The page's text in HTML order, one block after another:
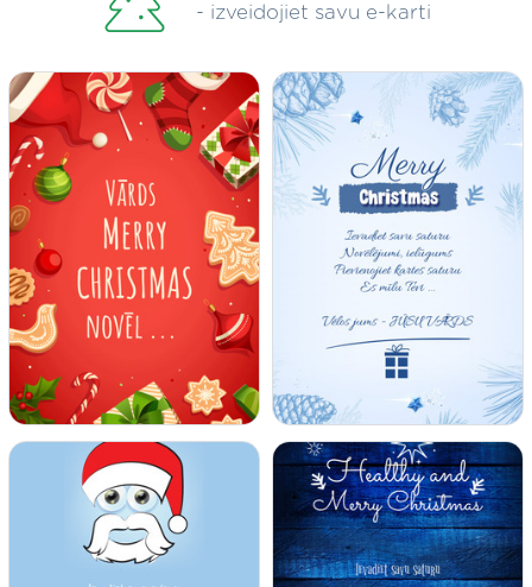
- izveidojiet savu e-karti